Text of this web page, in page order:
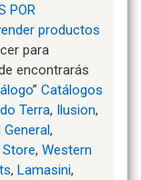
POR
productos
para
encontrarás
” Catálogos
Terra, Ilusion,
,
, Western
, Lamasini,